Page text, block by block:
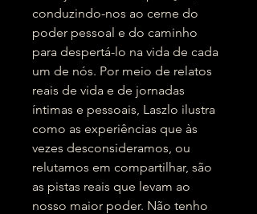
conduzindo-nos ao cerne do
poder pessoal e do caminho
para despertá-lo na vida de cada
um de nós. Por meio de relatos
reais de vida e de jornadas
íntimas e pessoais, Laszlo ilustra
como as experiências que às
vezes desconsideramos, ou
relutamos em compartilhar, são
as pistas reais que levam ao
nosso maior poder. Não tenho